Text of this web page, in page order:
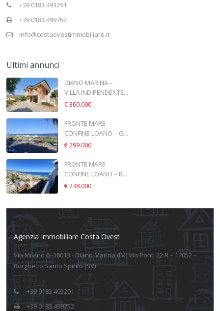
+39 0183.493291
+39 0183.499752
info@costaovestimmobiliare.it
Ultimi annunci
DIANO MARINA –
VILLA INDIPENDENTE...
€ 360.000
FRONTE MARE
CONFINE LOANO – G...
€ 299.000
FRONTE MARE
CONFINE LOANO – B...
€ 238.000
Agenzia Immobiliare Costa Ovest
Via Milano 6 -18013 - Diano Marina (IM) Via Ponti 22 R – 17052 –
Borghetto Santo Spirito (SV)
+39 0183.493291
+39 0183.499752